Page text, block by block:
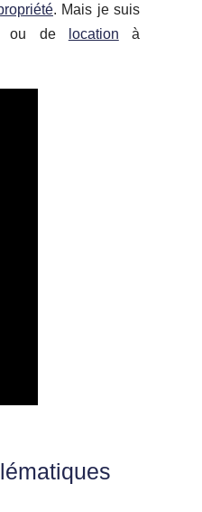
. Mais je suis
de location à